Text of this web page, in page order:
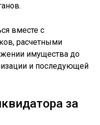
вместе с
расчетными
имущества до
и последующей
за